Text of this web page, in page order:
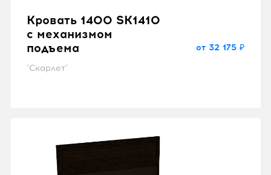
Кровать 1400 SK1410
с механизмом
подъема
"Скарлет"
от 32 175 ₽